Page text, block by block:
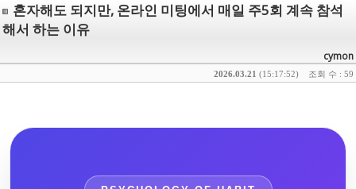
혼자해도 되지만, 온라인 미팅에서 매일 주5회 계속 참석
해서 하는 이유
cymon
조회 수 : 59
2026.03.21 (15:17:52)